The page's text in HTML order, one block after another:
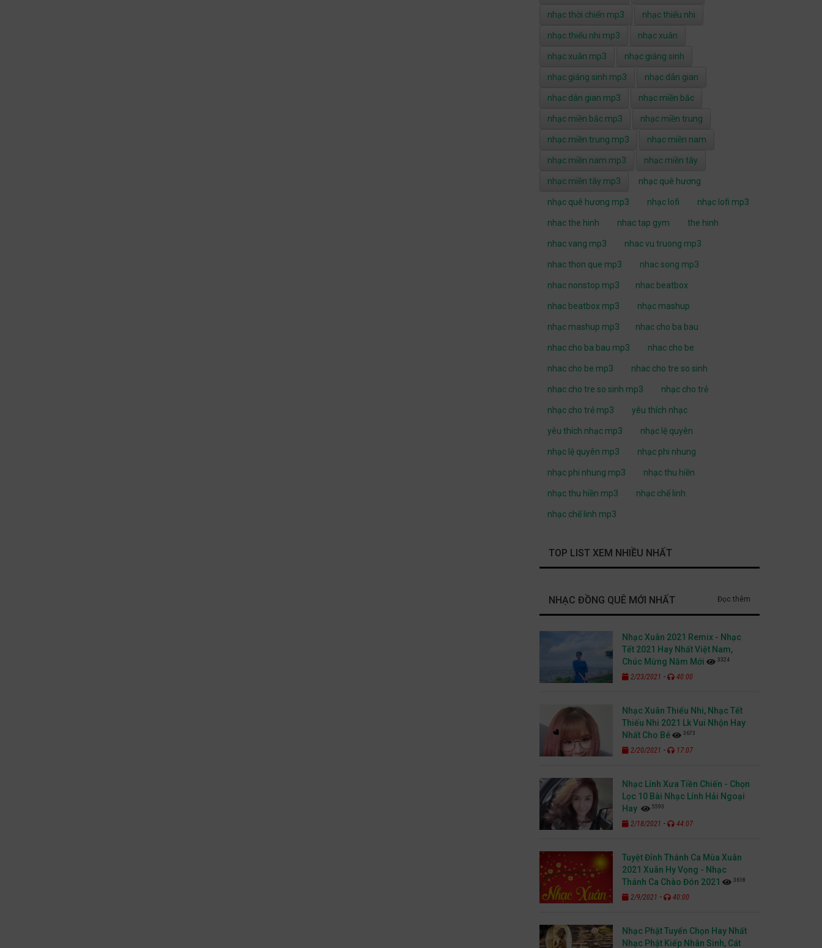
nhạc thời chiến mp3 nhạc thiếu nhi
nhạc thiếu nhi mp3 nhạc xuân
nhạc xuân mp3 nhạc giáng sinh
nhạc giáng sinh mp3 nhạc dân gian
nhạc dân gian mp3 nhạc miền bắc
nhạc miền bắc mp3 nhạc miền trung
nhạc miền trung mp3 nhạc miền nam
nhạc miền nam mp3 nhạc miền tây
nhạc miền tây mp3 nhạc quê hương
nhạc quê hương mp3 nhạc lofi nhạc lofi mp3
nhac the hinh nhac tap gym the hinh
nhac vang mp3 nhac vu truong mp3
nhac thon que mp3 nhac song mp3
nhac nonstop mp3 nhac beatbox
nhac beatbox mp3 nhạc mashup
nhạc mashup mp3 nhac cho ba bau
nhac cho ba bau mp3 nhac cho be
nhac cho be mp3 nhac cho tre so sinh
nhac cho tre so sinh mp3 nhạc cho trẻ
nhạc cho trẻ mp3 yêu thích nhạc
yêu thích nhạc mp3 nhạc lệ quyên
nhạc lệ quyên mp3 nhạc phi nhung
nhạc phi nhung mp3 nhạc thu hiền
nhạc thu hiền mp3 nhạc chế linh
nhạc chế linh mp3
TOP LIST XEM NHIỀU NHẤT
NHẠC ĐỒNG QUÊ MỚI NHẤT Đọc thêm
Nhạc Xuân 2021 Remix - Nhạc
Tết 2021 Hay Nhất Việt Nam,
Chúc Mừng Năm Mới
3324
2/23/2021 - 40:00
Nhạc Xuân Thiếu Nhi, Nhạc Tết
Thiếu Nhi 2021 Lk Vui Nhộn Hay
Nhất Cho Bé
3673
2/20/2021 - 17:07
Nhạc Lính Xưa Tiền Chiến - Chọn
Lọc 10 Bài Nhạc Lính Hải Ngoại
Hay
5593
2/18/2021 - 44:07
Tuyệt Đỉnh Thánh Ca Mùa Xuân
2021 Xuân Hy Vọng - Nhạc
Thánh Ca Chào Đón 2021
3618
2/9/2021 - 40:00
Nhạc Phật Tuyển Chọn Hay Nhất
Nhạc Phật Kiếp Nhân Sinh, Cát